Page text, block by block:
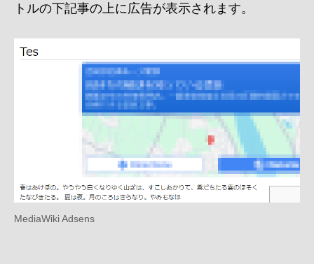
トルの下記事の上に広告が表示されます。
MediaWiki Adsens